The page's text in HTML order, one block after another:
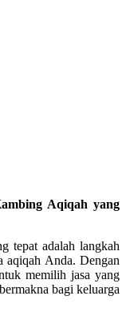
Aqiqah yang
tepat adalah langkah
aqiqah Anda. Dengan
memilih jasa yang
bagi keluarga